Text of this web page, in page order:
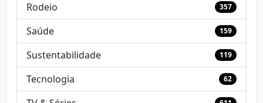
Rodeio 357
Saúde 159
Sustentabilidade 119
Tecnologia 62